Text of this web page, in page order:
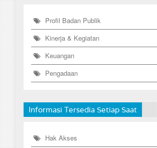
Profil Badan Publik
Kinerja & Kegiatan
Keuangan
Pengadaan
Informasi Tersedia Setiap Saat
Hak Akses